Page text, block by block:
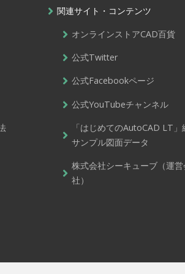
関連サイト・コンテンツ
オンラインストアCAD百貨
公式Twitter
公式Facebookページ
公式YouTubeチャンネル
「はじめてのAutoCAD LT」
サンプル図面データ
株式会社シーキューブ（運営
社）